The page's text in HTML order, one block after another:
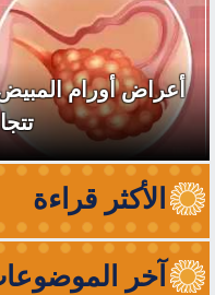
أعراض أورام
الأكثر قراءة
آخر